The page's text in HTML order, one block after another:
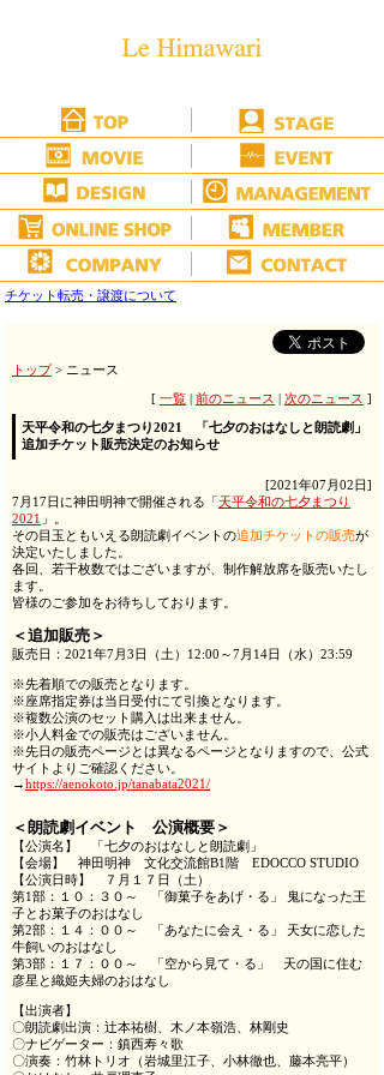
チケット転売・譲渡について
トップ> ニュース
[ 一覧 前のニュース 次のニュース ]
天平令和の七夕まつり2021 「七夕のおはなしと朗読劇」
追加チケット販売決定のお知らせ
[2021年07月02日]
7月17日に神田明神で開催される「 天平令和の七夕まつり
2021
」。
その目玉ともいえる朗読劇イベントの追加チケットの販売が
決定いたしました。
各回、若干枚数ではございますが、制作解放席を販売いたし
ます。
皆様のご参加をお待ちしております。
＜追加販売＞
販売日：2021年7月3日（土）12:00～7月14日（水）23:59
※先着順での販売となります。
※座席指定券は当日受付にて引換となります。
※複数公演のセット購入は出来ません。
※小人料金での販売はございません。
※先日の販売ページとは異なるページとなりますので、公式
サイトよりご確認ください。
→https://aenokoto.jp/tanabata2021/
＜朗読劇イベント 公演概要＞
【公演名】 「七夕のおはなしと朗読劇」
【会場】 神田明神 文化交流館B1階 EDOCCO STUDIO
【公演日時】 ７月１７日（土）
第1部：１０：３０～ 「御菓子をあげ・る」 鬼になった王
子とお菓子のおはなし
第2部：１４：００～ 「あなたに会え・る」 天女に恋した
牛飼いのおはなし
第3部：１７：００～ 「空から見て・る」 天の国に住む
彦星と織姫夫婦のおはなし
【出演者】
〇朗読劇出演：辻本祐樹、木ノ本嶺浩、林剛史
〇ナビゲーター：鎮西寿々歌
〇演奏：竹林トリオ（岩城里江子、小林徹也、藤本亮平）